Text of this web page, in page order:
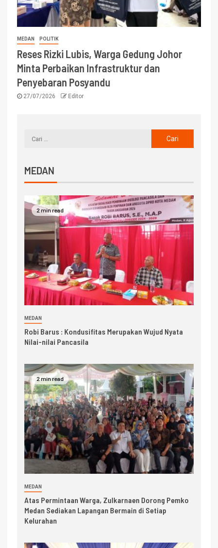
MEDAN POLITIK
Reses Rizki Lubis, Warga Gedung Johor
Minta Perbaikan Infrastruktur dan
Penyebaran Posyandu
27/07/2026 Editor
MEDAN
2 min read
MEDAN
Robi Barus : Kondusifitas Merupakan Wujud Nyata
Nilai-nilai Pancasila
2 min read
MEDAN
Atas Permintaan Warga, Zulkarnaen Dorong Pemko
Medan Sediakan Lapangan Bermain di Setiap
Kelurahan